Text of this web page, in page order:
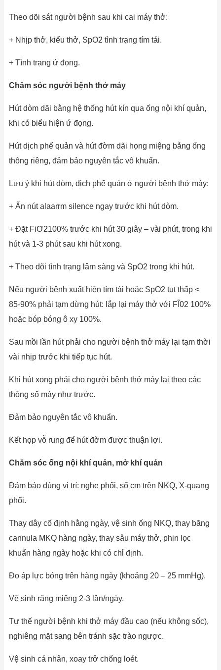
Theo dõi sát người bệnh sau khi cai máy thở:
+ Nhịp thở, kiểu thở, SpO2 tình trạng tím tái.
+ Tình trạng ứ đọng.
Chăm sóc người bệnh thở máy
Hút dòm dãi bằng hệ thống hút kín qua ống nội khí quản,
khi có biểu hiện ứ đọng.
Hút dịch phế quản và hút đờm dãi họng miệng bằng ống
thông riêng, đảm bảo nguyên tắc vô khuẩn.
Lưu ý khi hút dòm, dịch phế quản ở người bệnh thở máy:
+ Ấn nút alaarrm silence ngay trước khi hút dòm.
+ Đặt FiƠ2100% trước khi hút 30 giây – vài phút, trong khi
hút và 1-3 phút sau khi hút xong.
+ Theo dõi tình trạng lâm sàng và SpO2 trong khi hút.
Nếu người bệnh xuất hiện tím tái hoặc SpO2 tụt thấp <
85-90% phải tạm dừng hút: lắp lại máy thở với FĨ02 100%
hoặc bóp bóng ô xy 100%.
Sau mồi lần hút phải cho người bệnh thở máy lại tạm thời
vài nhịp trước khi tiếp tục hút.
Khi hút xong phải cho người bệnh thở máy lại theo các
thông số máy như trước.
Đảm bảo nguyên tắc vô khuẩn.
Kết họp vỗ rung để hút đờm được thuận lợi.
Chăm sóc ống nội khí quản, mở khí quản
Đảm bảo đúng vị trí: nghe phổi, số cm trên NKQ, X-quang
phổi.
Thay dây cố định hằng ngày, vệ sinh ống NKQ, thay băng
cannula MKQ hàng ngày, thay sâu máy thở, phin lọc
khuẩn hàng ngày hoặc khi có chỉ định.
Đo áp lực bóng trên hàng ngày (khoảng 20 – 25 mmHg).
Vệ sinh răng miệng 2-3 lần/ngày.
Tư thế người bệnh khi thở máy đầu cao (nếu không sốc),
nghiêng mặt sang bên tránh sặc trào ngược.
Vệ sinh cá nhân, xoay trở chống loét.